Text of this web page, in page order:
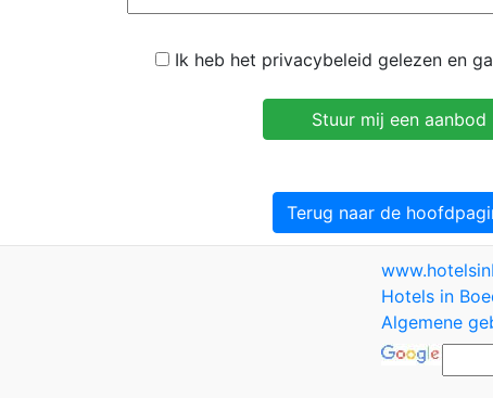
Ik heb het privacybeleid gelezen en
Terug naar de
Hotels in
Algemene